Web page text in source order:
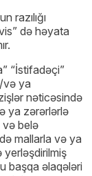
razılığı
də həyata
“İstifadəçi”
və ya
nəticəsində
ya zərərlərlə
və belə
mallarla və ya
yerləşdirilmiş
başqa əlaqələri